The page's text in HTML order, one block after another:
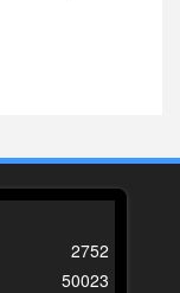
2752
50023